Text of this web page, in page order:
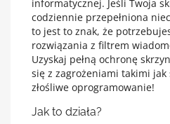
informatycznej. Jeśli Twoja
codziennie przepełniona
to jest to znak, że
rozwiązania z filtrem
Uzyskaj pełną ochronę
się z zagrożeniami takimi
złośliwe oprogramowanie!
Jak to działa?